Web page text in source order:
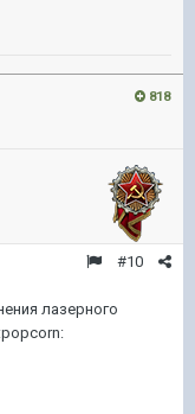
818
#10
лазерного